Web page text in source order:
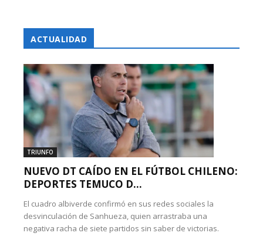
ACTUALIDAD
TRIUNFO
NUEVO DT CAÍDO EN EL FÚTBOL CHILENO:
DEPORTES TEMUCO D...
El cuadro albiverde confirmó en sus redes sociales la
desvinculación de Sanhueza, quien arrastraba una
negativa racha de siete partidos sin saber de victorias.